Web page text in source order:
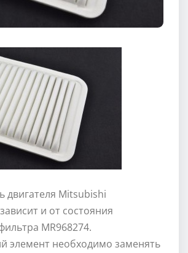
двигателя Mitsubishi
и от состояния
MR968274.
элемент необходимо заменять